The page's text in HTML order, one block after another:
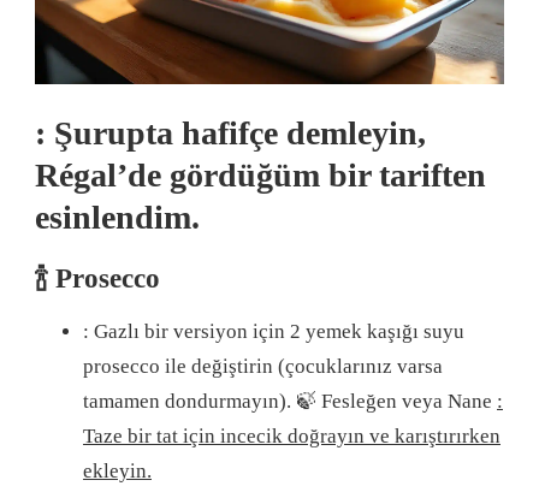
: Şurupta hafifçe demleyin,
Régal’de gördüğüm bir tariften
esinlendim.
🍾 Prosecco
: Gazlı bir versiyon için 2 yemek kaşığı suyu
prosecco ile değiştirin (çocuklarınız varsa
tamamen dondurmayın). 🍃 Fesleğen veya Nane :
Taze bir tat için incecik doğrayın ve karıştırırken
ekleyin.